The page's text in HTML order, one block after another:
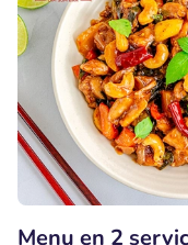
Menu en 2